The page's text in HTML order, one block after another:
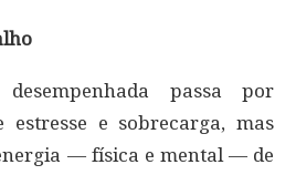
passa por
estresse e sobrecarga, mas
— física e mental — de